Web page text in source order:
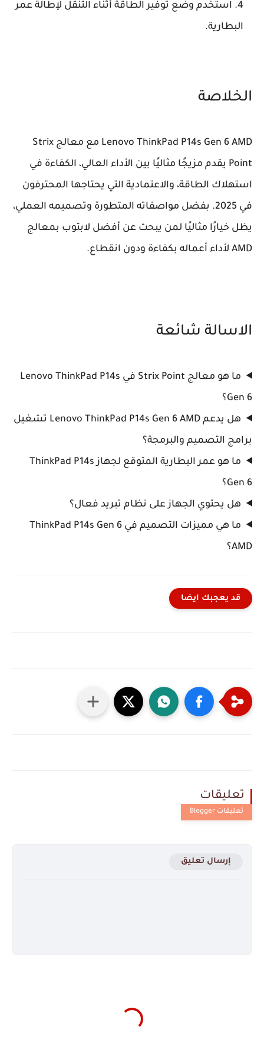
استخدم وضع توفير الطاقة أثناء التنقل لإطالة عمر
البطارية.
الخلاصة
Lenovo ThinkPad P14s Gen 6 AMD مع معالج Strix
Point يقدم مزيجًا مثاليًا بين الأداء العالي، الكفاءة في
استهلاك الطاقة، والاعتمادية التي يحتاجها المحترفون
في 2025. بفضل مواصفاته المتطورة وتصميمه العملي،
يظل خيارًا مثاليًا لمن يبحث عن أفضل لابتوب بمعالج
AMD لأداء أعماله بكفاءة ودون انقطاع.
الاسالة شائعة
ما هو معالج Strix Point في Lenovo ThinkPad P14s
Gen 6؟
هل يدعم Lenovo ThinkPad P14s Gen 6 AMD تشغيل
برامج التصميم والبرمجة؟
ما هو عمر البطارية المتوقع لجهاز ThinkPad P14s
Gen 6؟
هل يحتوي الجهاز على نظام تبريد فعال؟
ما هي مميزات التصميم في ThinkPad P14s Gen 6
AMD؟
قد يعجبك ايضا
تعليقات
إرسال تعليق